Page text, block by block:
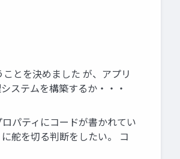
とを決めました が、アプリ
ステムを構築するか・・・
パティにコードが書かれてい
舵を切る判断をしたい。 コ